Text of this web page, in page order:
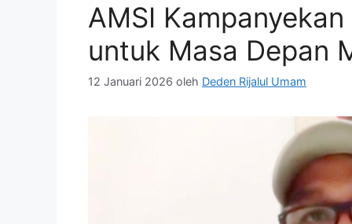
AMSI
untuk Masa Depan
12 Januari 2026 oleh Deden Rijalul Umam